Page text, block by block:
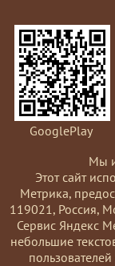
GooglePlay
Мы
Этот сайт
Метрика,
119021, Россия,
Сервис Яндекс
небольшие